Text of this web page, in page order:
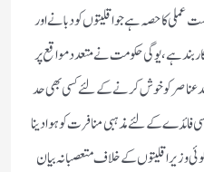
عملی کا حصہ ہے جو اقلیتوں کو دبانے اور
ہے،یوگی حکومت نے متعدد مواقع پر
عناصر کو خوش کرنے کے لئے کسی بھی حد
فائدے کے لئے مذہبی منافرت کو ہوا دینا
وزیر اقلیتوں کے خلاف متعصبانہ بیان